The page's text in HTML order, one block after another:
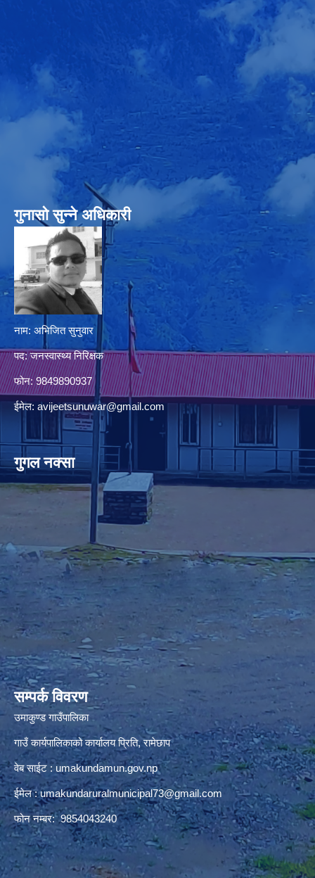
गुनासो सुन्‍ने अधिकारी
नाम: अभिजित सुनुवार
पद: जनस्वास्थ्य निरिक्षक
फोन: 9849890937
ईमेल: avijeetsunuwar@gmail.com
गुगल नक्सा
premium bootstrap themes
सम्पर्क विवरण
उमाकुण्ड गाउँपालिका
गाउँ कार्यपालिकाको कार्यालय प्रिति, रामेछाप
वेब साईट : umakundamun.gov.np
ईमेल :umakundaruralmunicipal73@gmail.com
फोन नम्बर: 9854043240